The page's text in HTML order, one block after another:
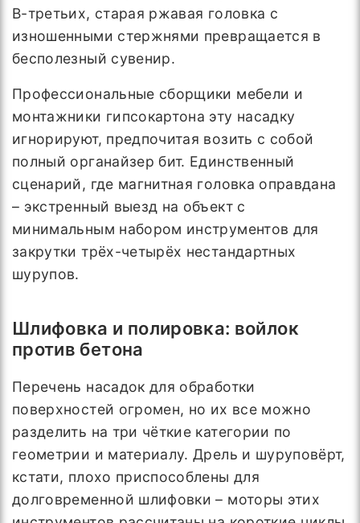
В-третьих, старая ржавая головка с
изношенными стержнями превращается в
бесполезный сувенир.
Профессиональные сборщики мебели и
монтажники гипсокартона эту насадку
игнорируют, предпочитая возить с собой
полный органайзер бит. Единственный
сценарий, где магнитная головка оправдана
– экстренный выезд на объект с
минимальным набором инструментов для
закрутки трёх-четырёх нестандартных
шурупов.
Шлифовка и полировка: войлок
против бетона
Перечень насадок для обработки
поверхностей огромен, но их все можно
разделить на три чёткие категории по
геометрии и материалу. Дрель и шуруповёрт,
кстати, плохо приспособлены для
долговременной шлифовки – моторы этих